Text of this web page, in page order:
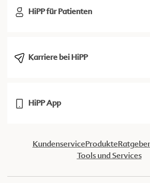
HiPP für Patienten
Karriere bei HiPP
HiPP App
KundenserviceProdukteRatgeber
Tools und Services